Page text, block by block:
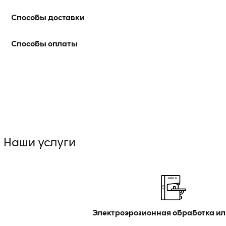
Способы доставки
Способы оплаты
Наши услуги
Электроэрозионная обработка